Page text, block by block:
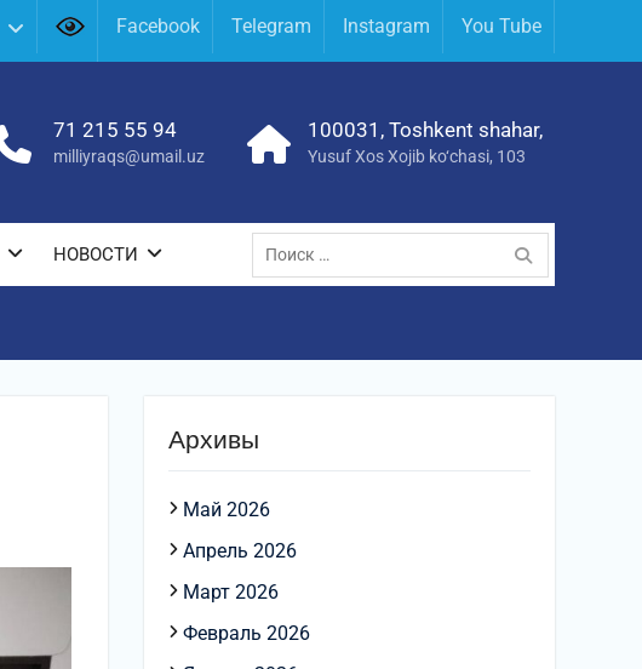
Facebook Telegram Instagram You Tube
71 215 55 94
milliyraqs@umail.uz
100031, Toshkent shahar,
Yusuf Xos Xojib ko‘chasi, 103
НОВОСТИ
Поиск
по:
Архивы
Май 2026
Апрель 2026
Март 2026
Февраль 2026